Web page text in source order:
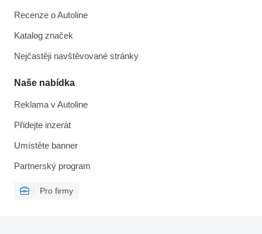
Recenze o Autoline
Katalog značek
Nejčastěji navštěvované stránky
Naše nabídka
Reklama v Autoline
Přidejte inzerát
Umístěte banner
Partnerský program
Pro firmy